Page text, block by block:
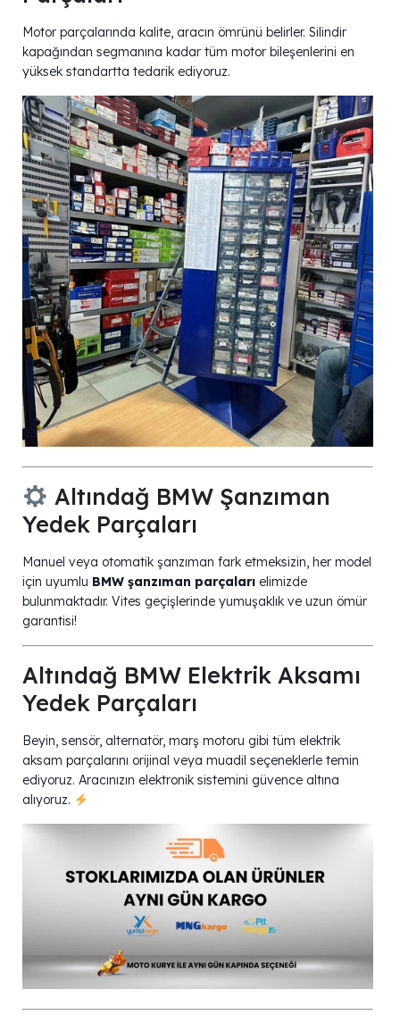
Motor parçalarında kalite, aracın ömrünü belirler. Silindir
kapağından segmanına kadar tüm motor bileşenlerini en
yüksek standartta tedarik ediyoruz.
Altındağ BMW Şanzıman
Yedek Parçaları
Manuel veya otomatik şanzıman fark etmeksizin, her model
için uyumlu BMW şanzıman parçaları elimizde
bulunmaktadır. Vites geçişlerinde yumuşaklık ve uzun ömür
garantisi!
Altındağ BMW Elektrik Aksamı
Yedek Parçaları
Beyin, sensör, alternatör, marş motoru gibi tüm elektrik
aksam parçalarını orijinal veya muadil seçeneklerle temin
ediyoruz. Aracınızın elektronik sistemini güvence altına
alıyoruz.